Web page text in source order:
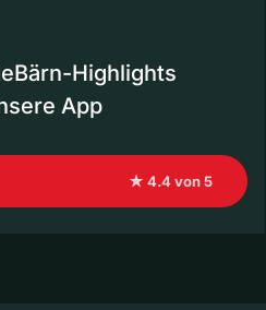
Highlights
App
★ 4.4 von 5